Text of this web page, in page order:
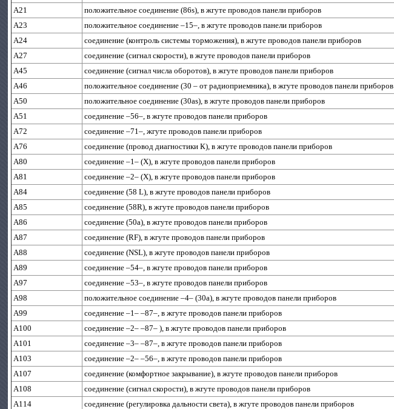
A21
положительное соединение (86s), в жгуте проводов панели приборов
A23
положительное соединение –15–, в жгуте проводов панели приборов
A24
соединение (контроль системы торможения), в жгуте проводов панели приборов
A27
соединение (сигнал скорости), в жгуте проводов панели приборов
A45
соединение (сигнал числа оборотов), в жгуте проводов панели приборов
A46
положительное соединение (30 – от радиоприемника), в жгуте проводов панели приборов
A50
положительное соединение (30as), в жгуте проводов панели приборов
A51
соединение –56–, в жгуте проводов панели приборов
A72
соединение –71–, жгуте проводов панели приборов
A76
соединение (провод диагностики К), в жгуте проводов панели приборов
A80
соединение –1– (Х), в жгуте проводов панели приборов
A81
соединение –2– (Х), в жгуте проводов панели приборов
A84
соединение (58 L), в жгуте проводов панели приборов
A85
соединение (58R), в жгуте проводов панели приборов
A86
соединение (50а), в жгуте проводов панели приборов
A87
соединение (RF), в жгуте проводов панели приборов
A88
соединение (NSL), в жгуте проводов панели приборов
A89
соединение –54–, в жгуте проводов панели приборов
A97
соединение –53–, в жгуте проводов панели приборов
A98
положительное соединение –4– (30а), в жгуте проводов панели приборов
A99
соединение –1– –87–, в жгуте проводов панели приборов
A100
соединение –2– –87– ), в жгуте проводов панели приборов
A101
соединение –3– –87–, в жгуте проводов панели приборов
A103
соединение –2– –56–, в жгуте проводов панели приборов
A107
соединение (комфортное закрывание), в жгуте проводов панели приборов
A108
соединение (сигнал скорости), в жгуте проводов панели приборов
A114
соединение (регулировка дальности света), в жгуте проводов панели приборов